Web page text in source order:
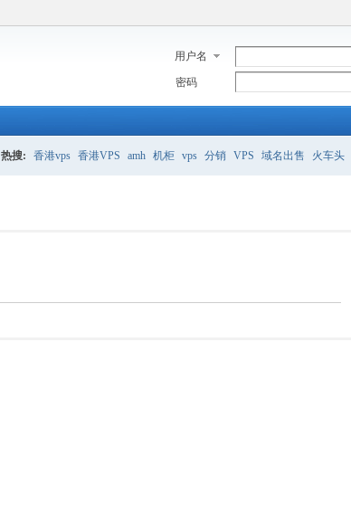
用户名
密码
热搜: 香港vps 香港VPS amh 机柜 vps 分销 VPS 域名出售 火车头